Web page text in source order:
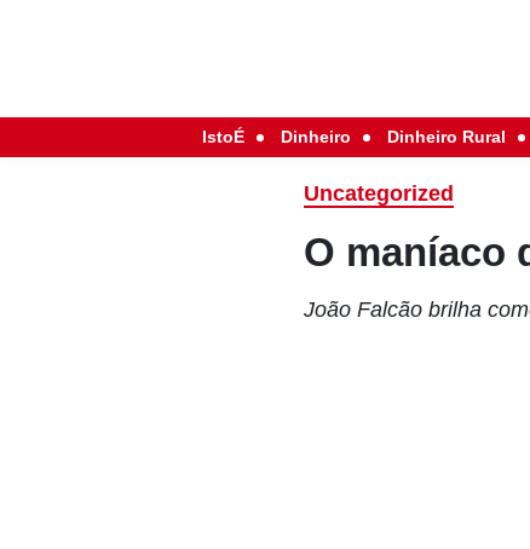
IstoÉ Dinheiro Dinheiro Rural
Uncategorized
O maníaco
João Falcão brilha